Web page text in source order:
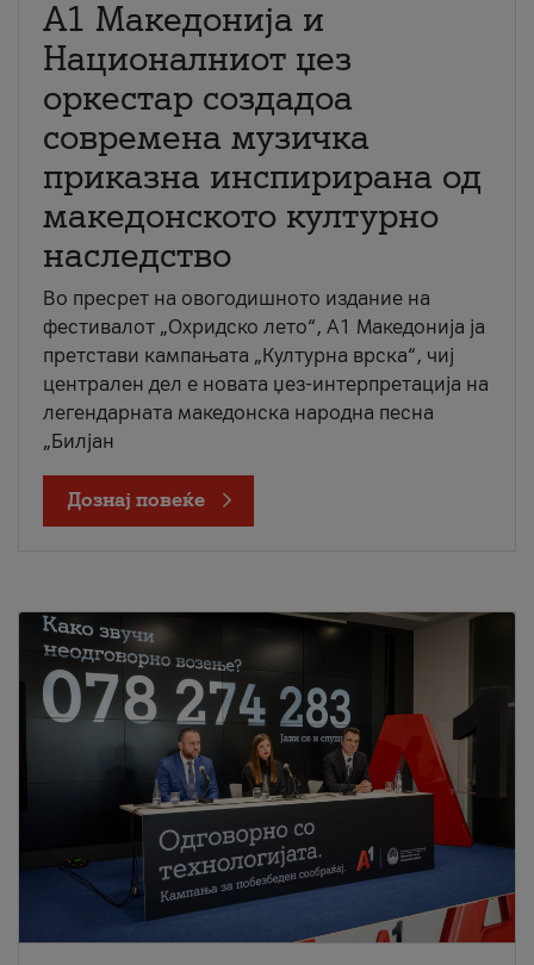
А1 Македонија и
Националниот џез
оркестар создадоа
современа музичка
приказна инспирирана од
македонското културно
наследство
Во пресрет на овогодишното издание на
фестивалот „Охридско лето“, А1 Македонија ја
претстави кампањата „Културна врска“, чиј
централен дел е новата џез-интерпретација на
легендарната македонска народна песна
„Билјан
Дознај повеќе